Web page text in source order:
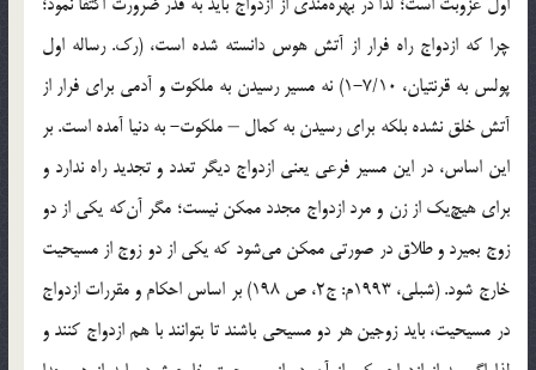
چرا كه ازدواج راه فرار از آتش هوس دانسته شده است، (رك. رساله اول
پولس به قرنتيان، 7/10-1) نه مسير رسيدن به ملكوت و آدمي براي فرار از
آتش خلق نشده بلكه براي رسيدن به كمال – ملكوت- به دنيا آمده است. بر
اين اساس، در اين مسير فرعي يعني ازدواج ديگر تعدد و تجديد راه ندارد و
براي هيچ‌يك از زن و مرد ازدواج مجدد ممكن نيست؛ مگر آن‌كه يكي از دو
زوج بميرد و طلاق در صورتي ممكن مي‌شود كه يكي از دو زوج از مسيحيت
خارج شود. (شبلي، 1993م: ج2، ص 198) بر اساس احكام و مقررات ازدواج
در مسيحيت، بايد زوجين هر دو مسيحي باشند تا بتوانند با هم ازدواج كنند و